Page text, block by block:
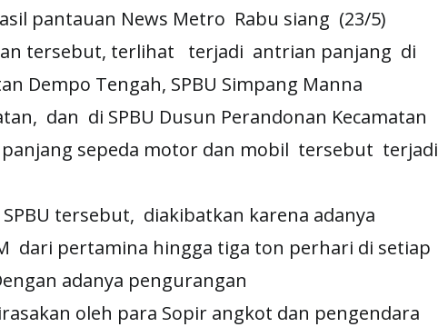
pantauan News Metro Rabu siang (23/5)
tersebut, terlihat terjadi antrian panjang di
Dempo Tengah, SPBU Simpang Manna
dan di SPBU Dusun Perandonan Kecamatan
sepeda motor dan mobil tersebut terjadi
tersebut, diakibatkan karena adanya
dari pertamina hingga tiga ton perhari di setiap
adanya pengurangan
oleh para Sopir angkot dan pengendara